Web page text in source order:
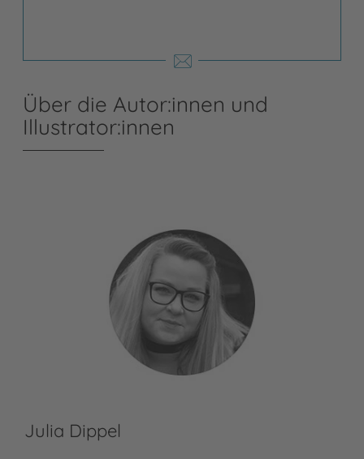
Über die Autor:innen und
Illustrator:innen
Julia Dippel